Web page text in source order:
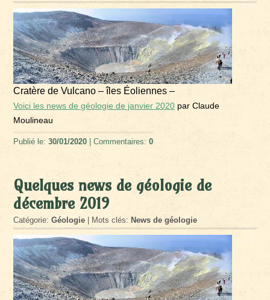
Cratère de Vulcano – îles Éoliennes –
Voici les news de géologie de janvier 2020 par Claude
Moulineau
Publié le:30/01/2020 | Commentaires:0
Quelques news de géologie de
décembre 2019
Catégorie:Géologie | Mots clés:News de géologie